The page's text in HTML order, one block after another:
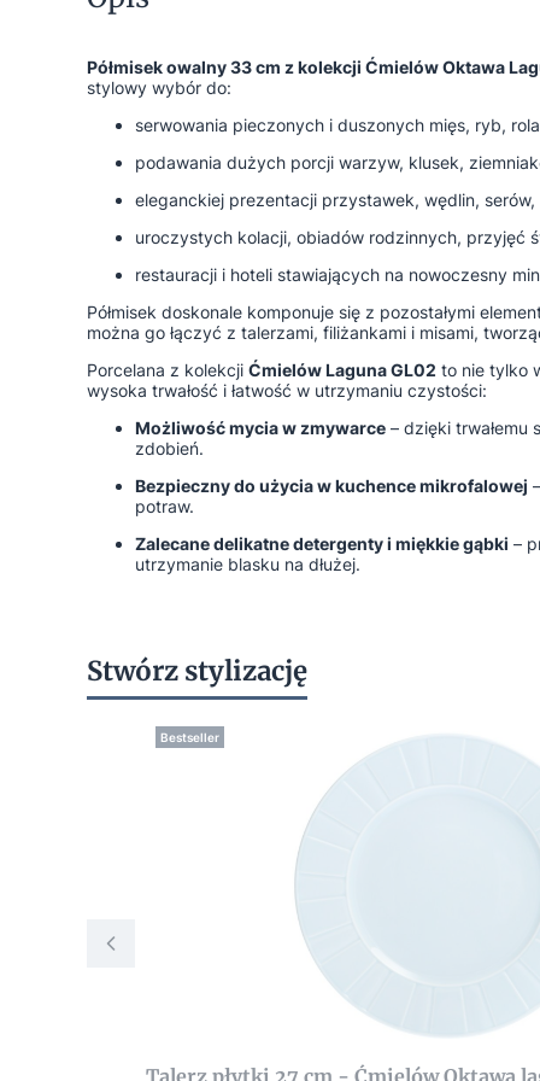
Półmisek owalny 33 cm z kolekcji Ćmielów Oktawa
stylowy wybór do:
serwowania pieczonych i duszonych mięs, ryb,
podawania dużych porcji warzyw, klusek,
eleganckiej prezentacji przystawek, wędlin, serów,
uroczystych kolacji, obiadów rodzinnych, przyjęć
restauracji i hoteli stawiających na nowoczesny
Półmisek doskonale komponuje się z pozostałymi
można go łączyć z talerzami, filiżankami i misami,
Porcelana z kolekcji Ćmielów Laguna GL02 to nie tylko
wysoka trwałość i łatwość w utrzymaniu czystości:
Możliwość mycia w zmywarce – dzięki trwałemu
zdobień.
Bezpieczny do użycia w kuchence mikrofalowej
potraw.
Zalecane delikatne detergenty i miękkie gąbki –
utrzymanie blasku na dłużej.
Stwórz stylizację
Bestseller
Talerz płytki 27 cm - Ćmielów